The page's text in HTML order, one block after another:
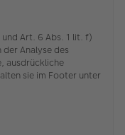
Art. 6 Abs. 1 lit. f)
Analyse des
ausdrückliche
sie im Footer unter